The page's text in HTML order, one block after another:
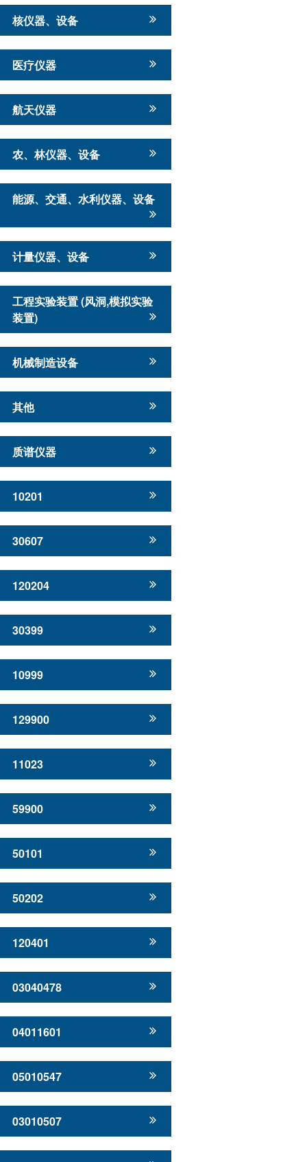
核仪器、设备
医疗仪器
航天仪器
农、林仪器、设备
能源、交通、水利仪器、设备
计量仪器、设备
工程实验装置 (风洞,模拟实验
装置)
机械制造设备
其他
质谱仪器
10201
30607
120204
30399
10999
129900
11023
59900
50101
50202
120401
03040478
04011601
05010547
03010507